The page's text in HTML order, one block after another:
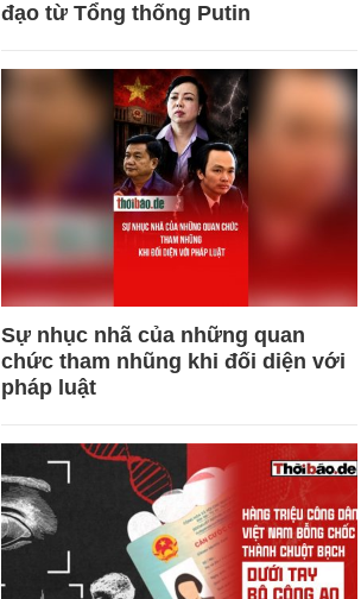
đạo từ Tổng thống Putin
Sự nhục nhã của những quan
chức tham nhũng khi đối diện với
pháp luật